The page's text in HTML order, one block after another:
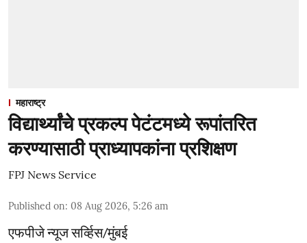
महाराष्ट्र
विद्यार्थ्यांचे प्रकल्प पेटंटमध्ये रूपांतरित
करण्यासाठी प्राध्यापकांना प्रशिक्षण
FPJ News Service
Published on: 08 Aug 2026, 5:26 am
एफपीजे न्यूज सर्व्हिस/मुंबई